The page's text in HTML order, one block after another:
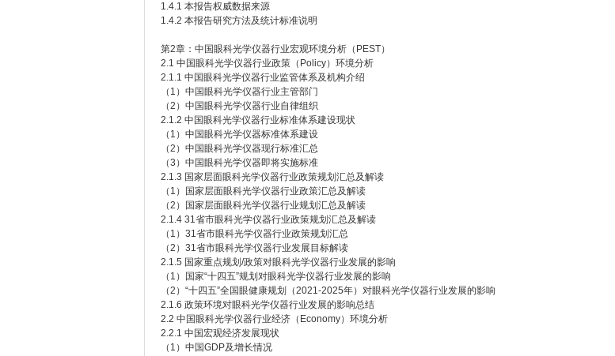
1.4.1 本报告权威数据来源
1.4.2 本报告研究方法及统计标准说明
第2章：中国眼科光学仪器行业宏观环境分析（PEST）
2.1 中国眼科光学仪器行业政策（Policy）环境分析
2.1.1 中国眼科光学仪器行业监管体系及机构介绍
（1）中国眼科光学仪器行业主管部门
（2）中国眼科光学仪器行业自律组织
2.1.2 中国眼科光学仪器行业标准体系建设现状
（1）中国眼科光学仪器标准体系建设
（2）中国眼科光学仪器现行标准汇总
（3）中国眼科光学仪器即将实施标准
2.1.3 国家层面眼科光学仪器行业政策规划汇总及解读
（1）国家层面眼科光学仪器行业政策汇总及解读
（2）国家层面眼科光学仪器行业规划汇总及解读
2.1.4 31省市眼科光学仪器行业政策规划汇总及解读
（1）31省市眼科光学仪器行业政策规划汇总
（2）31省市眼科光学仪器行业发展目标解读
2.1.5 国家重点规划/政策对眼科光学仪器行业发展的影响
（1）国家“十四五”规划对眼科光学仪器行业发展的影响
（2）“十四五”全国眼健康规划（2021-2025年）对眼科光学仪器行业发展的影响
2.1.6 政策环境对眼科光学仪器行业发展的影响总结
2.2 中国眼科光学仪器行业经济（Economy）环境分析
2.2.1 中国宏观经济发展现状
（1）中国GDP及增长情况